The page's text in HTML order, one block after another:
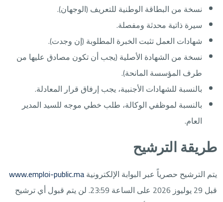
نسخة من البطاقة الوطنية للتعريف (الوجهان).
سيرة ذاتية محدثة ومفصلة.
شهادات العمل تثبت الخبرة المطلوبة (إن وجدت).
نسخة من الشهادة الأصلية (يجب أن تكون مصادق عليها من
طرف المؤسسة المانحة).
بالنسبة للشهادات الأجنبية، يجب إرفاق قرار المعادلة.
بالنسبة لموظفي الوكالة، طلب خطي موجه للسيد المدير
العام.
طريقة الترشيح
يتم الترشيح حصرياً عبر البوابة الإلكترونيةwww.emploi-public.ma
قبل 29 يوليوز 2026 على الساعة 23:59. لن يتم قبول أي ترشيح